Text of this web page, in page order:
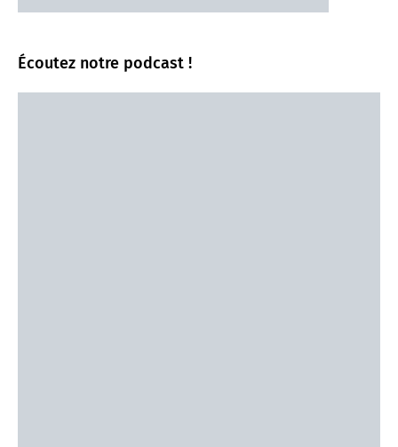
Écoutez notre podcast !